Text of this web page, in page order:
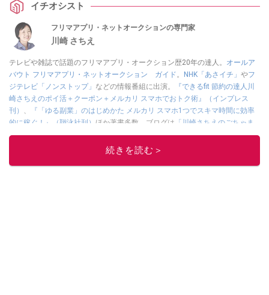
イチオシスト
フリマアプリ・ネットオークションの専門家
川崎 さちえ
テレビや雑誌で話題のフリマアプリ・オークション歴20年の達人。 オールア
バウト フリマアプリ・ネットオークション ガイド 。 NHK「あさイチ」 やフ
ジテレビ「ノンストップ」 などの情報番組に出演。
『できるfit 節約の達人川
崎さちえのポイ活＋クーポン＋メルカリ スマホでおトク術』（インプレス
刊）
『「ゆる副業」のはじめかた メルカリ スマホ1つでスキマ時間に効率
的に稼ぐ！』（翔泳社刊） ほか著書多数。ブログは 「川崎さちえのごちゃま
ぜ日記」。
■経歴：2003年、夫が子育てをするために、突然会社を辞める。翌月からの
続きを読む＞